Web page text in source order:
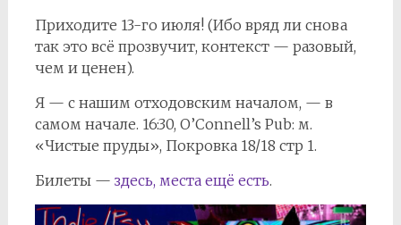
Приходите 13-го июля! (Ибо вряд ли снова
так это всё прозвучит, контекст — разовый,
чем и ценен).
Я — с нашим отходовским началом, — в
самом начале. 16:30, O’Connell’s Рub: м.
«Чистые пруды», Покровка 18/18 стр 1.
Билеты — здесь, места ещё есть.